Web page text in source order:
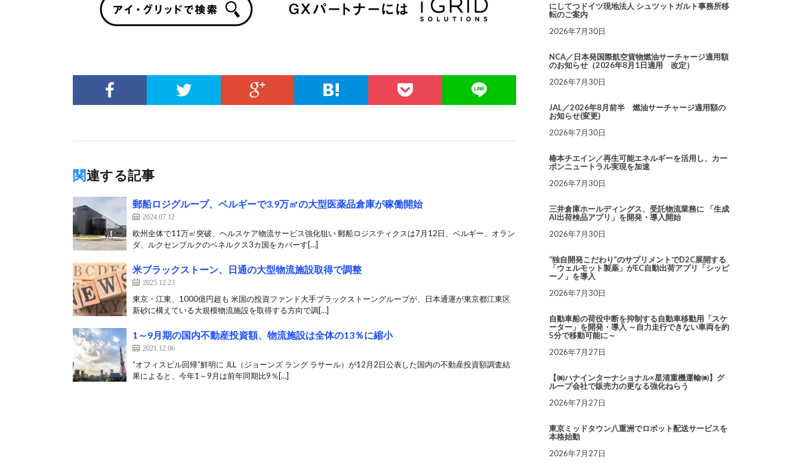
関連する記事
郵船ロジグループ、ベルギーで3.9万㎡の大型医薬品倉庫が稼働開始
2024.07.12
欧州全体で11万㎡突破、ヘルスケア物流サービス強化狙い 郵船ロジスティクスは7月12日、ベルギー、オラン
ダ、ルクセンブルクのベネルクス3カ国をカバーす[…]
米ブラックストーン、日通の大型物流施設取得で調整
2025.12.23
東京・江東、1000億円超も 米国の投資ファンド大手ブラックストーングループが、日本通運が東京都江東区
新砂に構えている大規模物流施設を取得する方向で調[…]
1～9月期の国内不動産投資額、物流施設は全体の13％に縮小
2021.12.06
“オフィスビル回帰”鮮明に JLL（ジョーンズ ラング ラサール）が12月2日公表した国内の不動産投資額調査結
果によると、今年1～9月は前年同期比9％[…]
にしてつドイツ現地法人 シュツットガルト事務所移
転のご案内
2026年7月30日
NCA／日本発国際航空貨物燃油サーチャージ適用額
のお知らせ（2026年8月1日適用 改定）
2026年7月30日
JAL／2026年8月前半 燃油サーチャージ適用額の
お知らせ(変更)
2026年7月30日
椿本チエイン／再生可能エネルギーを活用し、カー
ボンニュートラル実現を加速
2026年7月30日
三井倉庫ホールディングス、受託物流業務に 「生成
AI出荷検品アプリ」を開発・導入開始
2026年7月30日
“独自開発こだわり”のサプリメントでD2C展開する
「ウェルモット製薬」がEC自動出荷アプリ「シッピ
ーノ」を導入
2026年7月30日
自動車船の荷役中断を抑制する自動車移動用「スケ
ーター」を開発・導入 ～自力走行できない車両を約
5分で移動可能に～
2026年7月27日
【㈱ハナインターナショナル×星清重機運輸㈱】グ
ループ会社で販売力の更なる強化ねらう
2026年7月27日
東京ミッドタウン八重洲でロボット配送サービスを
本格始動
2026年7月27日